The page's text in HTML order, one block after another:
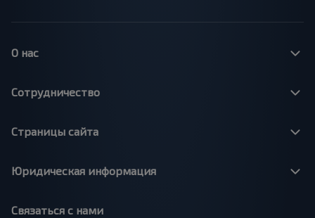
О нас
Сотрудничество
Страницы сайта
Юридическая информация
Связаться с нами